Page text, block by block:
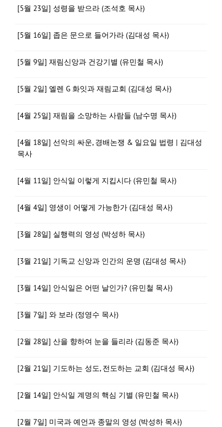
[5월 23일] 성령을 받으라 (조석호 목사)
[5월 16일] 좁은 문으로 들어가라 (김대성 목사)
[5월 9일] 재림신앙과 건강기별 (유민철 목사)
[5월 2일] 엘렌 G 화잇과 재림교회 (김대성 목사)
[4월 25일] 재림을 소망하는 사람들 (남수명 목사)
[4월 18일] 선악의 싸운, 경배논쟁 & 일요일 법령 | 김대성
목사
[4월 11일] 안식일 이렇게 지킵시다 (유민철 목사)
[4월 4일] 영생이 어떻게 가능한가 (김대성 목사)
[3월 28일] 실행력의 영성 (박성하 목사)
[3월 21일] 기독교 신앙과 인간의 운명 (김대성 목사)
[3월 14일] 안식일은 어떤 날인가? (유민철 목사)
[3월 7일] 와 보라 (정영수 목사)
[2월 28일] 산을 향하여 눈을 들리라 (김동준 목사)
[2월 21일] 기도하는 성도, 전도하는 교회 (김대성 목사)
[2월 14일] 안식일 계명의 핵심 기별 (유민철 목사)
[2월 7일] 미국과 예언과 종말의 영성 (박성하 목사)